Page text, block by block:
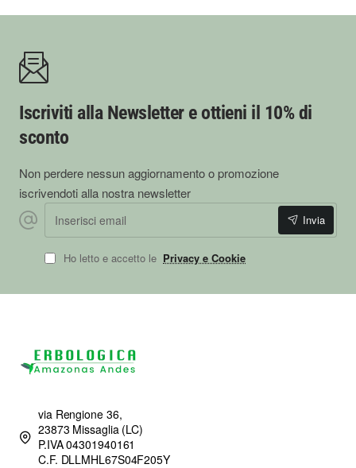
Iscriviti alla Newsletter e ottieni il 10% di
sconto
Non perdere nessun aggiornamento o promozione
iscrivendoti alla nostra newsletter
Inserisci email
Invia
Ho letto e accetto le Privacy e Cookie
via Rengione 36,
23873 Missaglia (LC)
P.IVA 04301940161
C.F. DLLMHL67S04F205Y